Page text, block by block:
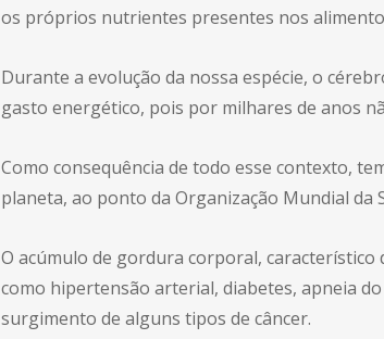
os próprios nutrientes presentes nos
Durante a evolução da nossa espécie, o
gasto energético, pois por milhares de anos
Como consequência de todo esse contexto,
planeta, ao ponto da Organização Mundial da
O acúmulo de gordura corporal, característico
como hipertensão arterial, diabetes, apneia
surgimento de alguns tipos de câncer.